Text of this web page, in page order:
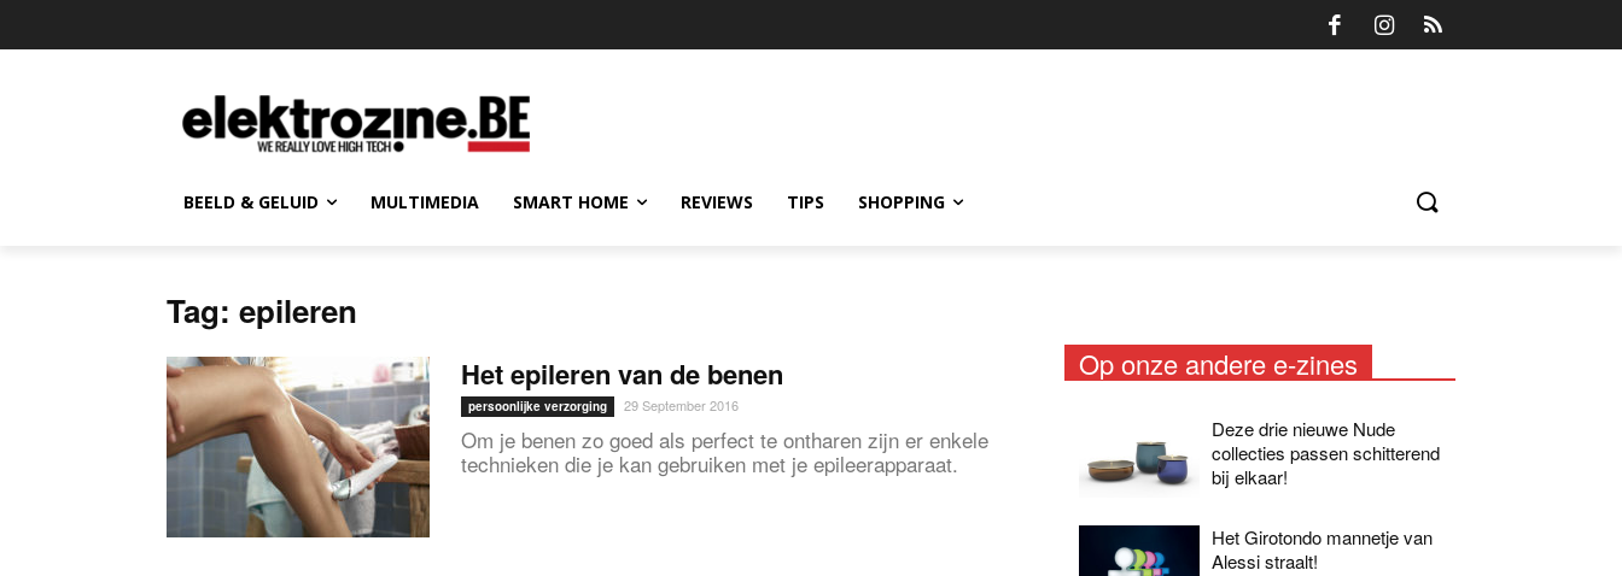
BEELD & GELUID MULTIMEDIA SMART HOME REVIEWS TIPS SHOPPING
Tag: epileren
Het epileren van de benen
persoonlijke verzorging 29 September 2016
Om je benen zo goed als perfect te ontharen zijn er enkele
technieken die je kan gebruiken met je epileerapparaat.
Op onze andere e-zines
Deze drie nieuwe Nude
collecties passen schitterend
bij elkaar!
Het Girotondo mannetje van
Alessi straalt!